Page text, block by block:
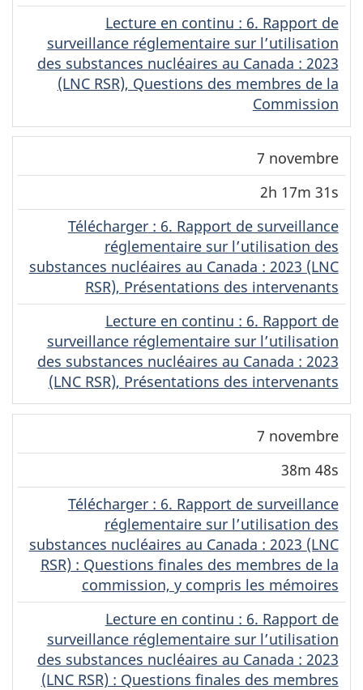
Lecture en continu (Original)
: 6. Rapport de
surveillance réglementaire sur l’utilisation
des substances nucléaires au Canada : 2023
(LNC RSR), Questions des membres de la
Commission
7 novembre
2h 17m 31s
Télécharger(Original)
: 6. Rapport de surveillance
réglementaire sur l’utilisation des
substances nucléaires au Canada : 2023 (LNC
RSR), Présentations des intervenants
Lecture en continu (Original)
: 6. Rapport de
surveillance réglementaire sur l’utilisation
des substances nucléaires au Canada : 2023
(LNC RSR), Présentations des intervenants
7 novembre
38m 48s
Télécharger(Original)
: 6. Rapport de surveillance
réglementaire sur l’utilisation des
substances nucléaires au Canada : 2023 (LNC
RSR) : Questions finales des membres de la
commission, y compris les mémoires
Lecture en continu (Original)
: 6. Rapport de
surveillance réglementaire sur l’utilisation
des substances nucléaires au Canada : 2023
(LNC RSR) : Questions finales des membres